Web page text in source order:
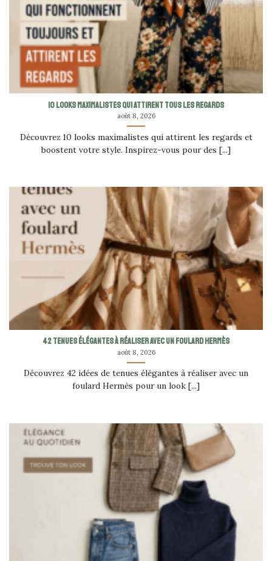
10 looks maximalistes qui attirent tous les regards
août 8, 2026
Découvrez 10 looks maximalistes qui attirent les regards et
boostent votre style. Inspirez-vous pour des [...]
42 tenues élégantes à réaliser avec un foulard Hermès
août 8, 2026
Découvrez 42 idées de tenues élégantes à réaliser avec un
foulard Hermès pour un look [...]